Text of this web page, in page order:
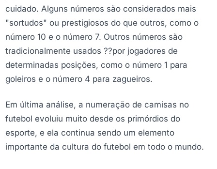
cuidado. Alguns números são considerados mais
"sortudos" ou prestigiosos do que outros, como o
número 10 e o número 7. Outros números são
tradicionalmente usados ??por jogadores de
determinadas posições, como o número 1 para
goleiros e o número 4 para zagueiros.
Em última análise, a numeração de camisas no
futebol evoluiu muito desde os primórdios do
esporte, e ela continua sendo um elemento
importante da cultura do futebol em todo o mundo.